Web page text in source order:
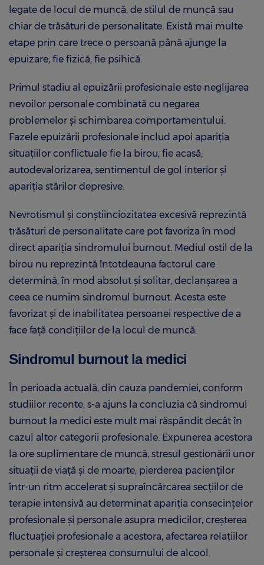
legate de locul de muncă, de stilul de muncă sau
chiar de trăsături de personalitate. Există mai multe
etape prin care trece o persoană până ajunge la
epuizare, fie fizică, fie psihică.
Primul stadiu al epuizării profesionale este neglijarea
nevoilor personale combinată cu negarea
problemelor și schimbarea comportamentului.
Fazele epuizării profesionale includ apoi apariția
situațiilor conflictuale fie la birou, fie acasă,
autodevalorizarea, sentimentul de gol interior și
apariția stărilor depresive.
Nevrotismul și conștiinciozitatea excesivă reprezintă
trăsături de personalitate care pot favoriza în mod
direct apariția sindromului burnout. Mediul ostil de la
birou nu reprezintă întotdeauna factorul care
determină, în mod absolut și solitar, declanșarea a
ceea ce numim sindromul burnout. Acesta este
favorizat și de inabilitatea persoanei respective de a
face față condițiilor de la locul de muncă.
Sindromul burnout la medici
În perioada actuală, din cauza pandemiei, conform
studiilor recente, s-a ajuns la concluzia că sindromul
burnout la medici este mult mai răspândit decât în
cazul altor categorii profesionale. Expunerea acestora
la ore suplimentare de muncă, stresul gestionării unor
situații de viață și de moarte, pierderea pacienților
într-un ritm accelerat și supraîncărcarea secțiilor de
terapie intensivă au determinat apariția consecințelor
profesionale și personale asupra medicilor, creșterea
fluctuației profesionale a acestora, afectarea relațiilor
personale și creșterea consumului de alcool.